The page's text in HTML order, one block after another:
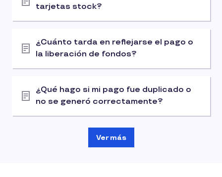
tarjetas stock?
¿Cuánto tarda en reflejarse el pago o
la liberación de fondos?
¿Qué hago si mi pago fue duplicado o
no se generó correctamente?
Ver más